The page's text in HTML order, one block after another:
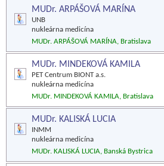
MUDr. ARPÁŠOVÁ MARÍNA
UNB
nukleárna medicína
MUDr. ARPÁŠOVÁ MARÍNA, Bratislava
MUDr. MINDEKOVÁ KAMILA
PET Centrum BIONT a.s.
nukleárna medicína
MUDr. MINDEKOVÁ KAMILA, Bratislava
MUDr. KALISKÁ LUCIA
INMM
nukleárna medicína
MUDr. KALISKÁ LUCIA, Banská Bystrica